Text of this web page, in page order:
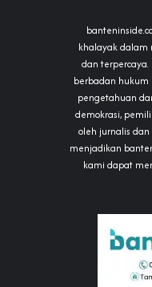
khalayak dalam
dan terpercaya.
berbadan hukum
pengetahuan
demokrasi,
oleh jurnalis
menjadikan
kami dapat